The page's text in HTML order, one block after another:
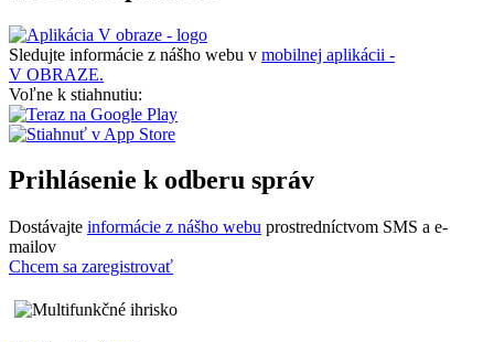
Sledujte informácie z nášho webu v mobilnej aplikácii -
V OBRAZE.
Voľne k stiahnutiu:
Prihlásenie k odberu správ
Dostávajte informácie z nášho webu prostredníctvom SMS a e-
mailov
Chcem sa zaregistrovať